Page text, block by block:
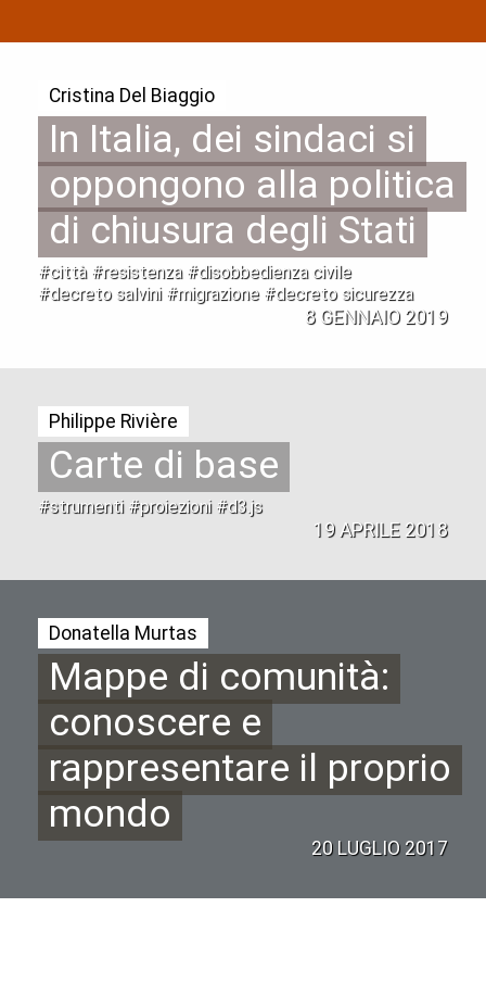
Cristina Del Biaggio
In Italia, dei sindaci si
oppongono alla politica
di chiusura degli Stati
#città #resistenza #disobbedienza civile
#decreto salvini #migrazione #decreto sicurezza
8 GENNAIO 2019
Philippe Rivière
Carte di base
#strumenti #proiezioni #d3.js
19 APRILE 2018
Donatella Murtas
Mappe di comunità:
conoscere e
rappresentare il proprio
mondo
20 LUGLIO 2017